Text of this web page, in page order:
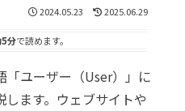
2024.05.23 2025.06.29
分で読めます。
「ユーザー（User）」に
ます。ウェブサイトや